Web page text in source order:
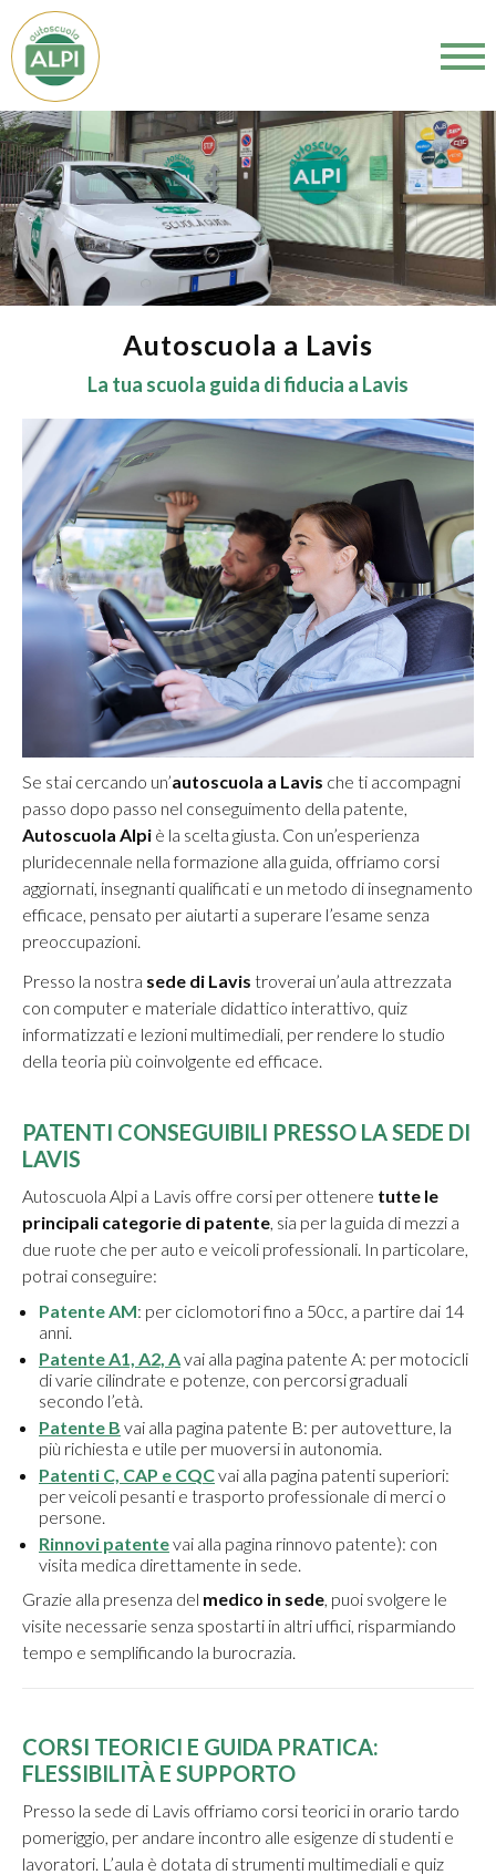
Autoscuola a Lavis
La tua scuola guida di fiducia a Lavis
Se stai cercando un’autoscuola a Lavis che ti accompagni
passo dopo passo nel conseguimento della patente,
Autoscuola Alpi è la scelta giusta. Con un’esperienza
pluridecennale nella formazione alla guida, offriamo corsi
aggiornati, insegnanti qualificati e un metodo di insegnamento
efficace, pensato per aiutarti a superare l’esame senza
preoccupazioni.
Presso la nostra sede di Lavis troverai un’aula attrezzata
con computer e materiale didattico interattivo, quiz
informatizzati e lezioni multimediali, per rendere lo studio
della teoria più coinvolgente ed efficace.
PATENTI CONSEGUIBILI PRESSO LA SEDE DI
LAVIS
Autoscuola Alpi a Lavis offre corsi per ottenere tutte le
principali categorie di patente, sia per la guida di mezzi a
due ruote che per auto e veicoli professionali. In particolare,
potrai conseguire:
Patente AM: per ciclomotori fino a 50cc, a partire dai 14
anni.
Patente A1, A2, Avai alla pagina patente A: per motocicli
di varie cilindrate e potenze, con percorsi graduali
secondo l’età.
Patente B vai alla pagina patente B: per autovetture, la
più richiesta e utile per muoversi in autonomia.
Patenti C, CAP e CQCvai alla pagina patenti superiori:
per veicoli pesanti e trasporto professionale di merci o
persone.
Rinnovi patentevai alla pagina rinnovo patente): con
visita medica direttamente in sede.
Grazie alla presenza del medico in sede, puoi svolgere le
visite necessarie senza spostarti in altri uffici, risparmiando
tempo e semplificando la burocrazia.
CORSI TEORICI E GUIDA PRATICA:
FLESSIBILITÀ E SUPPORTO
Presso la sede di Lavis offriamo corsi teorici in orario tardo
pomeriggio, per andare incontro alle esigenze di studenti e
lavoratori. L’aula è dotata di strumenti multimediali e quiz